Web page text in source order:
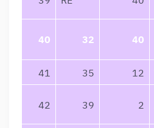
40 32 40
41 35 12
42 39 2